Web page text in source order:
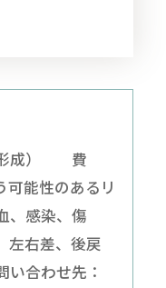
形成） 費
能性のあるリ
、感染、傷
左右差、後戻
合わせ先：